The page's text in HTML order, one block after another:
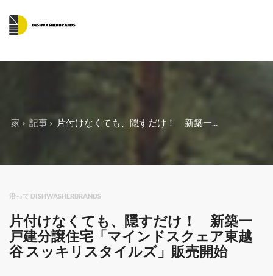
家 記事 片付けなくても、隠すだけ！ 新築一...
沿って DISHWASHERBRANDS
片付けなくても、隠すだけ！ 新築一
戸建分譲住宅「マインドスクェア東越
谷 スッキリスタイルズ」販売開始